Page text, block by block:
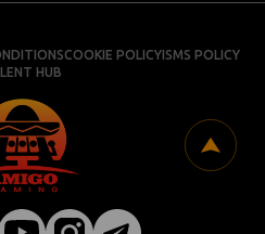
COOKIE POLICYISMS POLICY
HUB